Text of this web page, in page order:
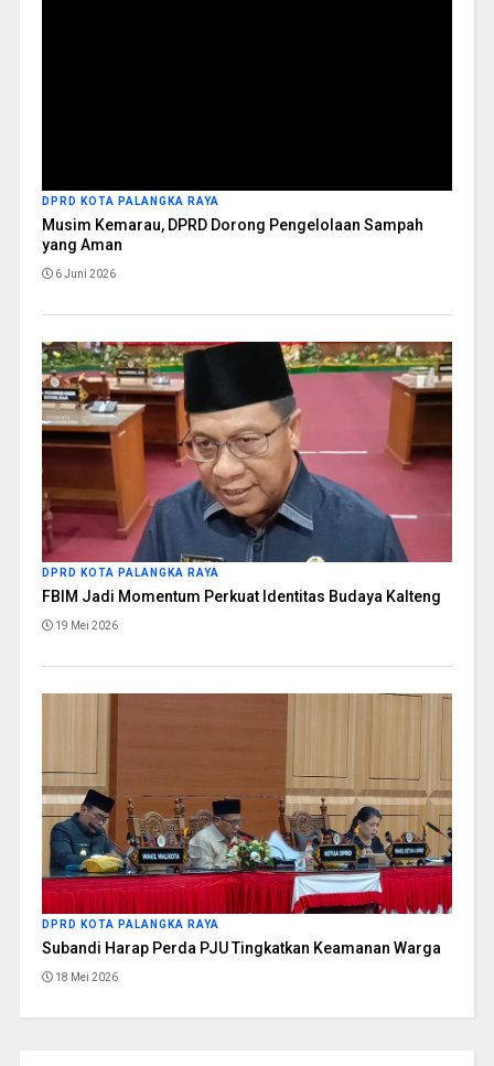
DPRD KOTA PALANGKA RAYA
Musim Kemarau, DPRD Dorong Pengelolaan Sampah
yang Aman
6 Juni 2026
DPRD KOTA PALANGKA RAYA
FBIM Jadi Momentum Perkuat Identitas Budaya Kalteng
19 Mei 2026
DPRD KOTA PALANGKA RAYA
Subandi Harap Perda PJU Tingkatkan Keamanan Warga
18 Mei 2026